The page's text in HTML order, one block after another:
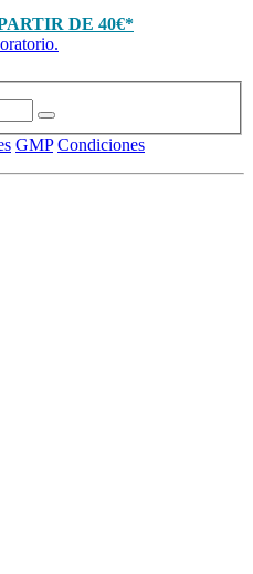
DE 40€*
GMP Condiciones